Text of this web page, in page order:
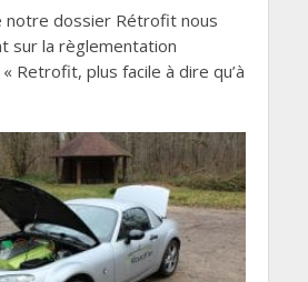
notre dossier Rétrofit nous
sur la règlementation
Retrofit, plus facile à dire qu’à